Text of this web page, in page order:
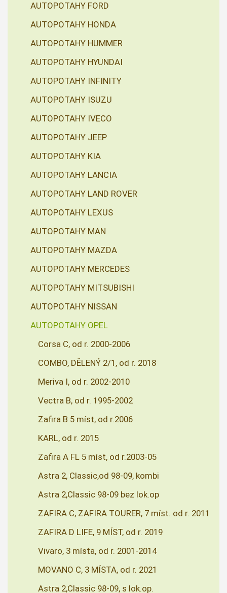
AUTOPOTAHY FORD
AUTOPOTAHY HONDA
AUTOPOTAHY HUMMER
AUTOPOTAHY HYUNDAI
AUTOPOTAHY INFINITY
AUTOPOTAHY ISUZU
AUTOPOTAHY IVECO
AUTOPOTAHY JEEP
AUTOPOTAHY KIA
AUTOPOTAHY LANCIA
AUTOPOTAHY LAND ROVER
AUTOPOTAHY LEXUS
AUTOPOTAHY MAN
AUTOPOTAHY MAZDA
AUTOPOTAHY MERCEDES
AUTOPOTAHY MITSUBISHI
AUTOPOTAHY NISSAN
AUTOPOTAHY OPEL
Corsa C, od r. 2000-2006
COMBO, DĚLENÝ 2/1, od r. 2018
Meriva I, od r. 2002-2010
Vectra B, od r. 1995-2002
Zafira B 5 míst, od r.2006
KARL, od r. 2015
Zafira A FL 5 míst, od r.2003-05
Astra 2, Classic,od 98-09, kombi
Astra 2,Classic 98-09 bez lok.op
ZAFIRA C, ZAFIRA TOURER, 7 míst. od r. 2011
ZAFIRA D LIFE, 9 MÍST, od r. 2019
Vivaro, 3 místa, od r. 2001-2014
MOVANO C, 3 MÍSTA, od r. 2021
Astra 2,Classic 98-09, s lok.op.